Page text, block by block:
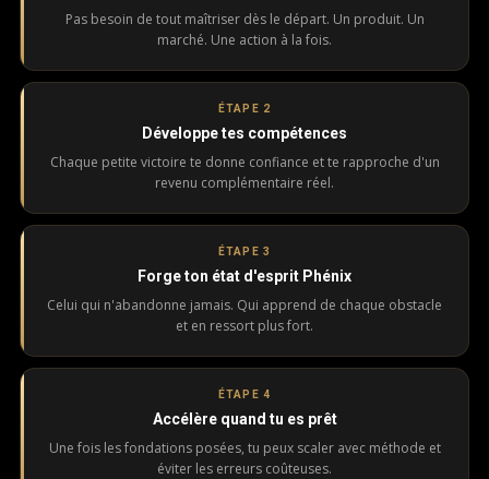
Pas besoin de tout maîtriser dès le départ. Un produit. Un
marché. Une action à la fois.
ÉTAPE 2
Développe tes compétences
Chaque petite victoire te donne confiance et te rapproche d'un
revenu complémentaire réel.
ÉTAPE 3
Forge ton état d'esprit Phénix
Celui qui n'abandonne jamais. Qui apprend de chaque obstacle
et en ressort plus fort.
ÉTAPE 4
Accélère quand tu es prêt
Une fois les fondations posées, tu peux scaler avec méthode et
éviter les erreurs coûteuses.